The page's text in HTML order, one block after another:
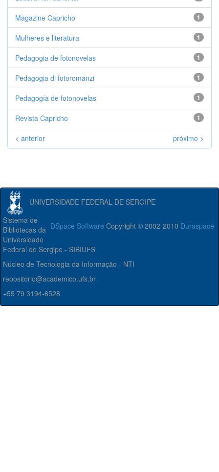
1
Magazine Capricho
1
Mulheres e literatura
1
Pedagogia de fotonovelas
1
Pedagogia di fotoromanzi
1
Pedagogía de fotonovelas
1
Revista Capricho
< anterior próximo >
UNIVERSIDADE FEDERAL DE SERGIPE
DSpace Software Copyright © 2002-2010 Duraspace
Sistema de
Bibliotecas da
Universidade
Federal de Sergipe - SIBIUFS
Núcleo de Tecnologia da Informação - NTI
repositorio@academico.ufs.br
+55 79 3194-6528